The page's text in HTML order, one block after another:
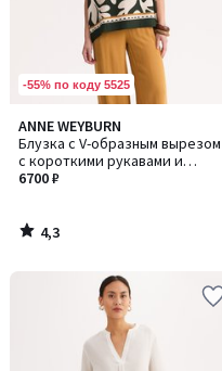
-55% по коду 5525
ANNE WEYBURN
Блузка с V-образным вырезом
с короткими рукавами и
графическим принтом
6700 ₽
4,3
/ 5
4,3
/